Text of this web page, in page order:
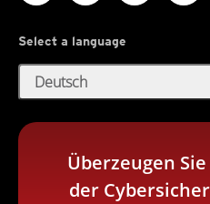
Select a language
Deutsch
Überzeugen
der